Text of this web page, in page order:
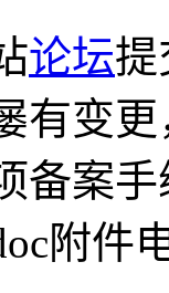
论坛提
有变
备案
附件